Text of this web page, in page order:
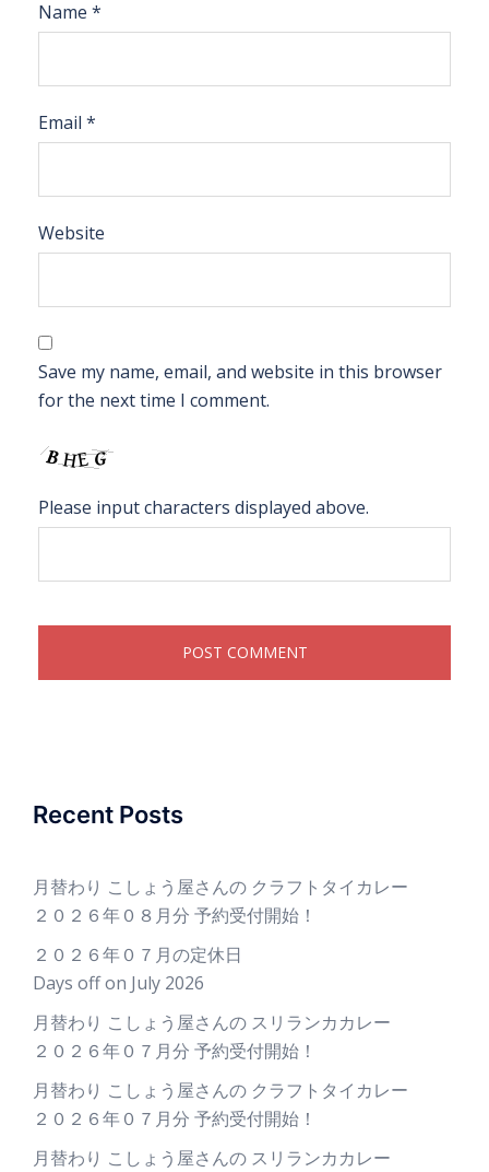
Name *
Email *
Website
Save my name, email, and website in this browser
for the next time I comment.
Please input characters displayed above.
Recent Posts
月替わり こしょう屋さんの クラフトタイカレー
２０２６年０８月分 予約受付開始！
２０２６年０７月の定休日
Days off on July 2026
月替わり こしょう屋さんの スリランカカレー
２０２６年０７月分 予約受付開始！
月替わり こしょう屋さんの クラフトタイカレー
２０２６年０７月分 予約受付開始！
月替わり こしょう屋さんの スリランカカレー